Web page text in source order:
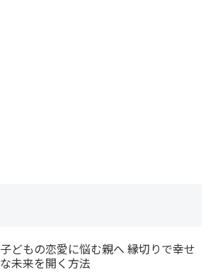
子どもの恋愛に悩む親へ 縁切りで幸せ
な未来を開く方法